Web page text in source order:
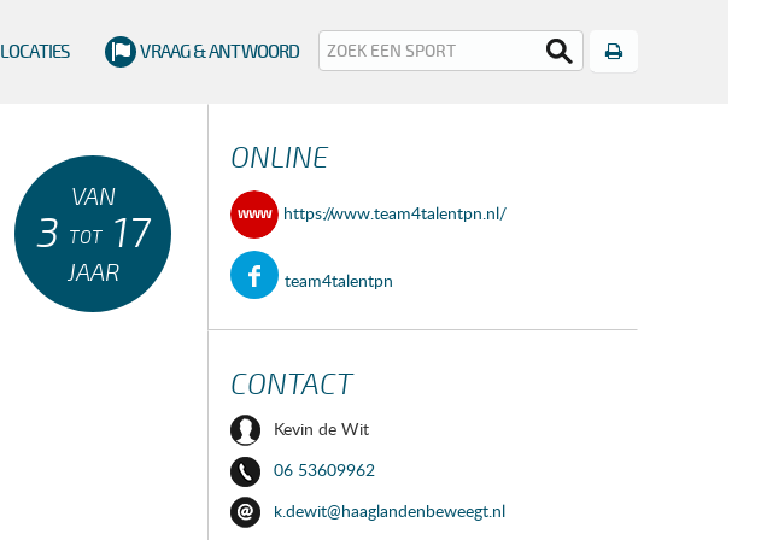
LOCATIES VRAAG & ANTWOORD Print
VAN
3 TOT17
JAAR
ONLINE
https://www.team4talentpn.nl/
team4talentpn
CONTACT
Kevin de Wit
06 53609962
k.dewit@haaglandenbeweegt.nl